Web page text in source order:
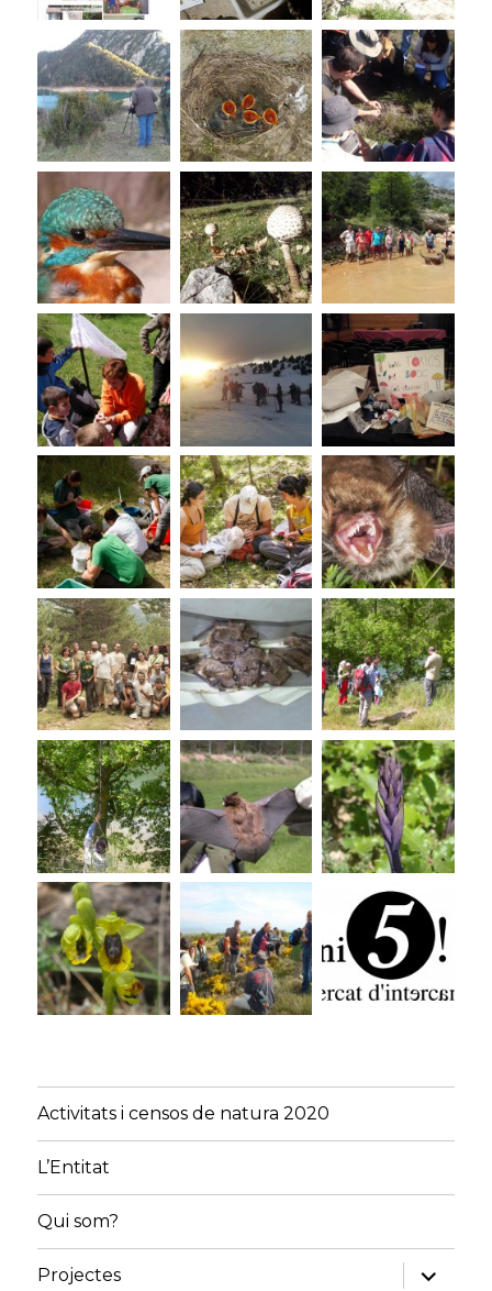
Activitats i censos de natura 2020
L’Entitat
Qui som?
Projectes
amplia
el